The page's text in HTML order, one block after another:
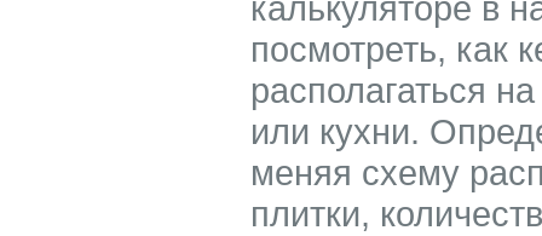
посмотреть, как
располагаться
или кухни.
меняя схему
плитки,